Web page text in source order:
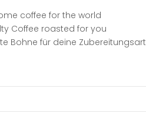
coffee for the world
Coffee roasted for you
Bohne für deine Zubereitungsart